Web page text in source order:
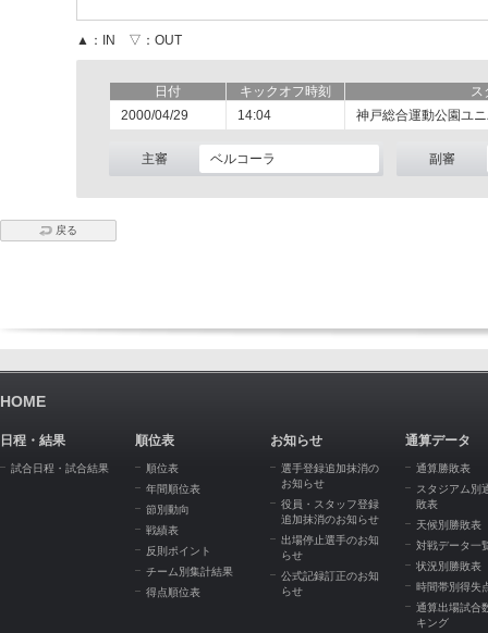
▲：IN ▽：OUT
日付 キックオフ時刻
ス
2000/04/29
14:04 神戸総合運動公園ユ
主審 ベルコーラ 副審
戻る
HOME
日程・結果
試合日程・試合結果
順位表
順位表
年間順位表
節別動向
戦績表
反則ポイント
チーム別集計結果
得点順位表
お知らせ
選手登録追加抹消の
お知らせ
役員・スタッフ登録
追加抹消のお知らせ
出場停止選手のお知
らせ
公式記録訂正のお知
らせ
通算データ
通算勝敗表
スタジアム別
敗表
天候別勝敗表
対戦データ一
状況別勝敗表
時間帯別得失
通算出場試合
キング